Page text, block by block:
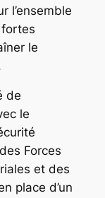
l’ensemble
le
de
le
Forces
et des
place d’un